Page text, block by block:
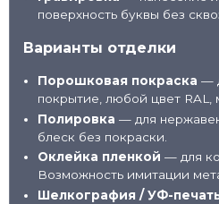
поверхность буквы без
Варианты отделки
Порошковая покраска —
покрытие, любой цвет RAL,
Полировка — для
блеск без покраски.
Оклейка пленкой — для
Возможность имитации
Шелкография / УФ-